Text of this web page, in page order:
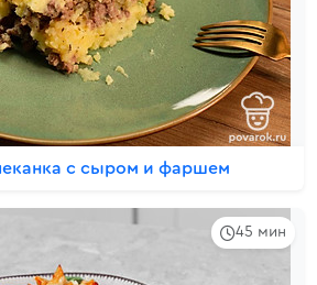
с сыром и фаршем
45 мин